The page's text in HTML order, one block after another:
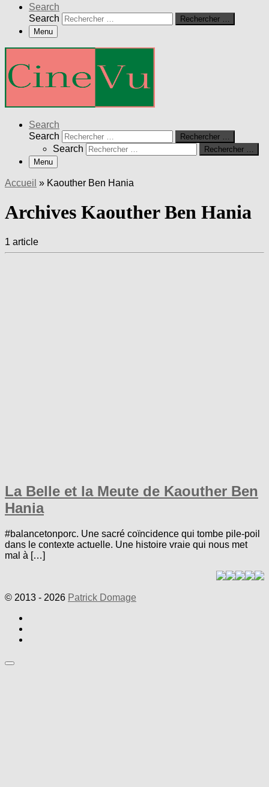
Search
Search
Rechercher …
Menu
Search
Search
Rechercher …
Search
Rechercher …
Menu
Accueil » Kaouther Ben Hania
Archives Kaouther Ben Hania
1 article
La Belle et la Meute de Kaouther Ben
Hania
#balancetonporc. Une sacré coïncidence qui tombe pile-poil
dans le contexte actuelle. Une histoire vraie qui nous met
mal à […]
© 2013 - 2026 Patrick Domage